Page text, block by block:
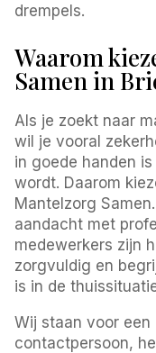
drempels.
Waarom
Samen in
Als je zoekt naar
wil je vooral
in goede handen
wordt. Daarom
Mantelzorg
aandacht met
medewerkers zijn
zorgvuldig en
is in de
Wij staan voor
contactpersoon,